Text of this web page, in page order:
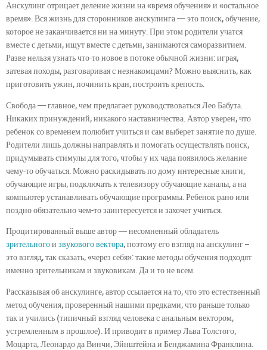
Анскулинг отрицает деление жизни на «время обучения» и «остальное
время». Вся жизнь для сторонников анскулинга — это поиск, обучение,
которое не заканчивается ни на минуту. При этом родители учатся
вместе с детьми, ищут вместе с детьми, занимаются саморазвитием.
Разве нельзя узнать что-то новое в потоке обычной жизни: играя,
затевая походы, разговаривая с незнакомцами? Можно выяснить, как
приготовить ужин, починить кран, построить крепость.
Свобода — главное, чем предлагает руководствоваться Лео Бабута.
Никаких принуждений, никакого наставничества. Автор уверен, что
ребенок со временем полюбит учиться и сам выберет занятие по душе.
Родители лишь должны направлять и помогать осуществлять поиск,
придумывать стимулы для того, чтобы у их чада появилось желание
чему-то обучаться. Можно раскидывать по дому интересные книги,
обучающие игры, подключать к телевизору обучающие каналы, а на
компьютер устанавливать обучающие программы. Ребенок рано или
поздно обязательно чем-то заинтересуется и захочет учиться.
Процитированный выше автор — несомненный обладатель
зрительногои звукового вектора, поэтому его взгляд на анскулинг –
это взгляд, так сказать, «через себя»: такие методы обучения подходят
именно зрительникам и звуковикам. Да и то не всем.
Рассказывая об анскулинге, автор ссылается на то, что это естественный
метод обучения, проверенный нашими предками, что раньше только
так и учились (типичный взгляд человека с анальным вектором,
устремленным в прошлое). И приводит в пример Льва Толстого,
Моцарта, Леонардо да Винчи, Эйнштейна и Бенджамина Франклина.